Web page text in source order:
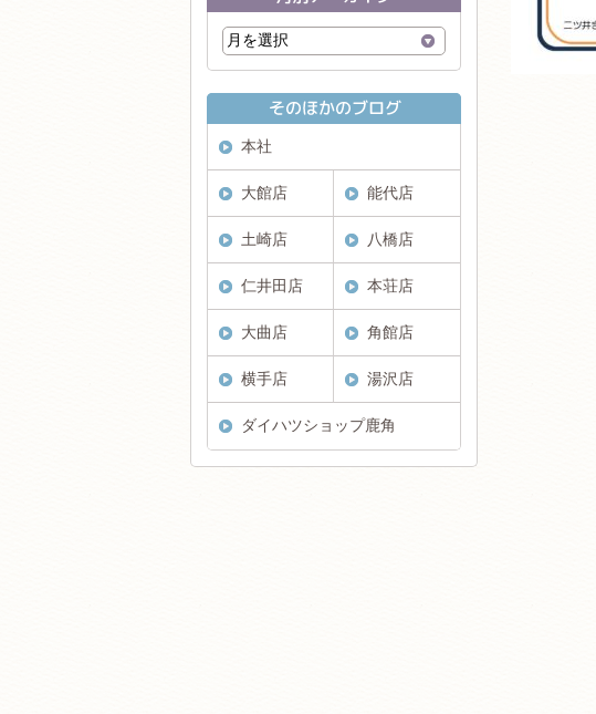
本社
大館店 能代店
土崎店 八橋店
仁井田店 本荘店
大曲店 角館店
横手店 湯沢店
ダイハツショップ鹿角